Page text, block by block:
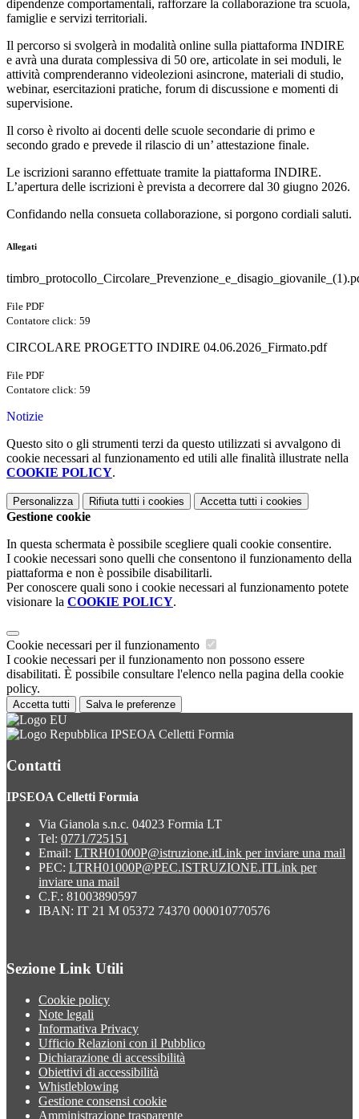
dipendenze comportamentali, rafforzare la collaborazione tra scuola,
famiglie e servizi territoriali.
Il percorso si svolgerà in modalità online sulla piattaforma INDIRE
e avrà una durata complessiva di 50 ore, articolate in sei moduli, le
attività comprenderanno videolezioni asincrone, materiali di studio,
webinar, esercitazioni pratiche, forum di discussione e momenti di
supervisione.
Il corso è rivolto ai docenti delle scuole secondarie di primo e
secondo grado e prevede il rilascio di un’ attestazione finale.
Le iscrizioni saranno effettuate tramite la piattaforma INDIRE.
L’apertura delle iscrizioni è prevista a decorrere dal 30 giugno 2026.
Confidando nella consueta collaborazione, si porgono cordiali saluti.
Allegati
File PDF
Contatore click: 59
CIRCOLARE PROGETTO INDIRE 04.06.2026_Firmato.pdf
File PDF
Contatore click: 59
Notizie
Questo sito o gli strumenti terzi da questo utilizzati si avvalgono di
cookie necessari al funzionamento ed utili alle finalità illustrate nella
COOKIE POLICY.
Personalizza Rifiuta tutti i cookies Accetta tutti i cookies
Gestione cookie
In questa schermata è possibile scegliere quali cookie consentire.
I cookie necessari sono quelli che consentono il funzionamento della
piattaforma e non è possibile disabilitarli.
Per conoscere quali sono i cookie necessari al funzionamento potete
visionare la COOKIE POLICY.
Cookie necessari per il funzionamento
I cookie necessari per il funzionamento non possono essere
disabilitati. È possibile consultare l'elenco nella pagina della cookie
policy.
Accetta tutti Salva le preferenze
IPSEOA Celletti Formia
Contatti
IPSEOA Celletti Formia
Via Gianola s.n.c. 04023 Formia LT
Tel: 0771/725151
Email: LTRH01000P@istruzione.itLink per inviare una mail
PEC: LTRH01000P@PEC.ISTRUZIONE.ITLink per
inviare una mail
C.F.: 81003890597
IBAN: IT 21 M 05372 74370 000010770576
Sezione Link Utili
Cookie policy
Note legali
Informativa Privacy
Ufficio Relazioni con il Pubblico
Dichiarazione di accessibilità
Obiettivi di accessibilità
Whistleblowing
Gestione consensi cookie
Amministrazione trasparente